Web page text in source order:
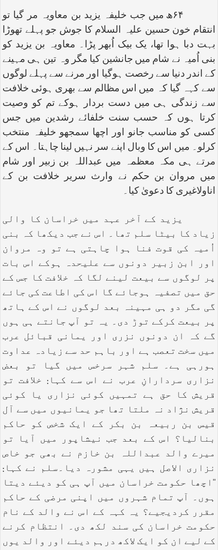
۶۴ھ میں جب خلیفہ یزید بن معاویہ مر گیا تو
انتقام خون حسین علیہ السلام کا جوش جو پہلے تھوڑا
بہت دبا ہوا تھا، یک بیک اُبھر پڑا۔ معاویہ بن یزید کو
بنی اُمیہ نے شام میں جانشین کیا مگر وہ تین ہی مہینے
کے اندر دنیا سے رخصت ہوگیا اور مرنے سے پہلے لوگوں
سے کہہ گیا کہ میں اس مظالم سے بھری ہوئی خلافت
سے زندگی ہی میں دست بردار ہوکے تم کو وصیت
کرتا ہوں کہ حسب سنت خلفائے رشدین میں جس
کسی کو مناسب جانو اور اچھا سمجھو خلیفہ منتخب
کرلو۔ میں اس کا وبال اپنے سر نہیں لینا چاہتا۔ اس کے
مرتے ہی مکہ معظمہ میں عبداللہ بن زبیر اور شام
میں مروان بن حکم نے وارث سریر خلافت بن کے
اناولاغیری کا دعویٰ کیا۔
یزید کے آخر عہد میں خراسان کا والی
زیاد کا بیٹا سلم تھا۔ اس نے جب دیکھا کہ بنی
اُمیہ کی قوت فنا ہوا چاہتی ہے تو وہ مروان
اور ابن زبیر دونوں سے علیحدہ ہوکے اس بات
پر لوگوں سے بیعت لینے لگا کہ خلافت کا جس کے
حق میں تصفیہ ہوجائے گا اس کی اطاعت کی جائے
گی مگر دو ہی مہینہ بعد لوگوں نے اس کے ہاتھ
پر بیعت کرکے توڑ دی۔ یہ تو آپ جانتے ہی ہوں
گے کہ ان دونوں نزری اور یمانی قبائل عرب
میں سخت تعصب ہے اور باہم حد سے زیادہ عداوت
ہورہی ہے۔ سلم شہر سرخس میں گیا تو بعض
نزاری سردارانِ عرب نے اس سے کہا: خلافت تو
قریش کا حق ہے تمہیں کوئی نزاری یا کوئی
قریش نژاد نہ ملتا تھا جو یمانیوں میں سے آل
قیس بن ربیعہ بن بکر کے ایک شخص کو حاکم
بنالیا؟ اس کے بعد جب نیشاپور میں آیا تو
میرے والد عبداللہ بن خازم نے بھی جو خاص
نزاری الاصل ہیں یہی مشورہ دیا۔سلم نے کہا:
‘‘اچھا حکومت خراسان میں آپ ہی کو دیئے دیتا
ہوں۔ آپ تمام شہروں میں اپنی مرضی کے حاکم
مقرر کردیجیے؟ یہ کہہ کے اس نے والد کے نام
حکومت خراسان کی سند لکھ دی۔ انتظام کرنے
کے لیے ان کو ایک لاکھ درہم دیئے اور والد یوں